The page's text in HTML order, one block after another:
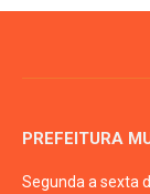
PREFEITURA
Segunda a sexta